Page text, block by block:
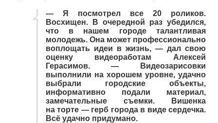
— Я посмотрел все 20 роликов.
Восхищен. В очередной раз убедился,
что в нашем городе талантливая
молодежь. Она может профессионально
воплощать идеи в жизнь, — дал свою
оценку видеоработам Алексей
Герасимов. — Видеозарисовки
выполнили на хорошем уровне, удачно
выбрали городские объекты,
информативно подали материал,
замечательные съемки. Вишенка
на торте — герб города в виде сердечка.
Всё удачно придумано.